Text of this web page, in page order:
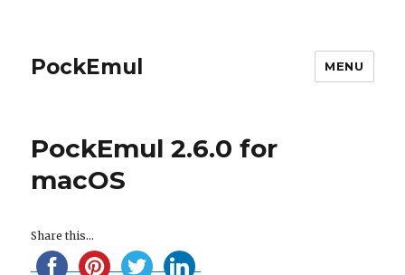
PockEmul MENU
PockEmul 2.6.0 for
macOS
Share this...